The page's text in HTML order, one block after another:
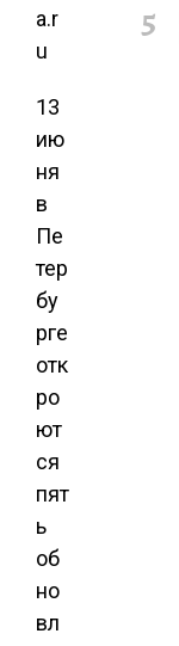
a.r
u
13
ию
ня
в
Пе
тер
бу
рге
отк
ро
ют
ся
пят
ь
об
но
вл